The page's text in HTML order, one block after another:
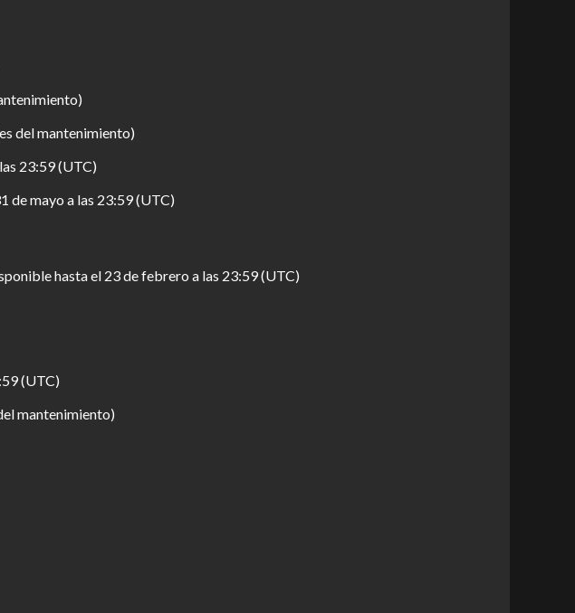
del mantenimiento)
23:59 (UTC)
de mayo a las 23:59 (UTC)
hasta el 23 de febrero a las 23:59 (UTC)
(UTC)
mantenimiento)